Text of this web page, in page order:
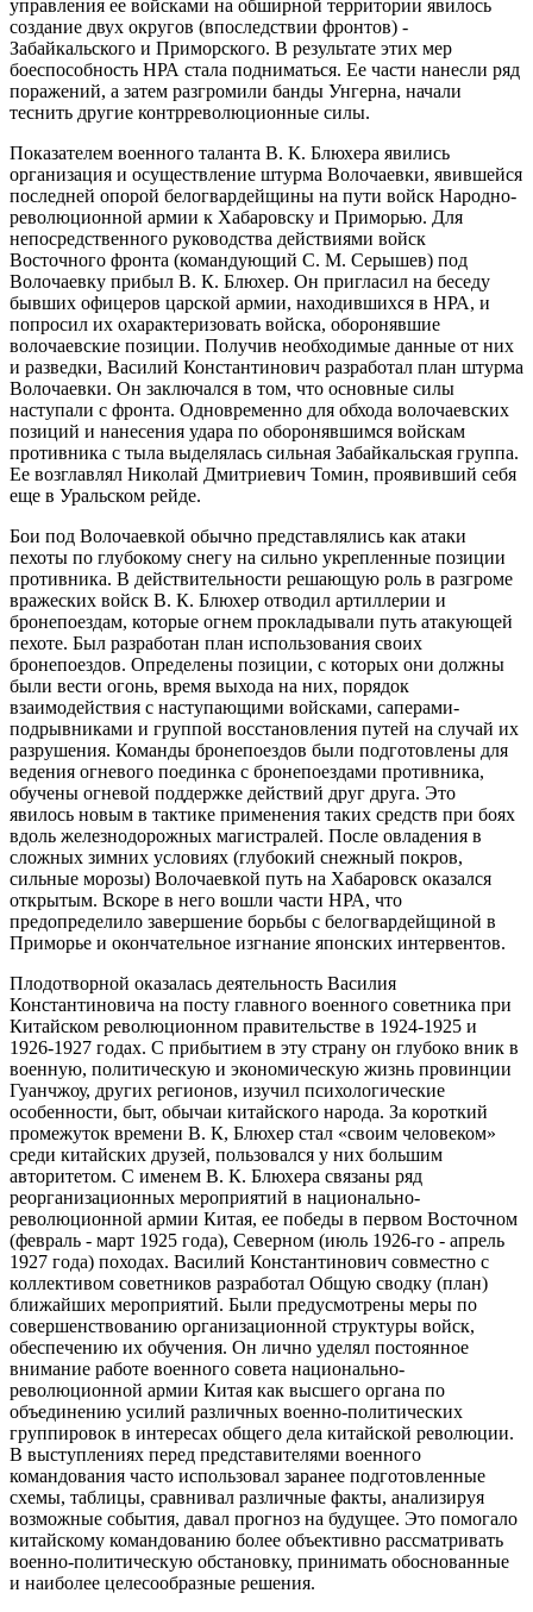
управления ее войсками на обширной территории явилось
создание двух округов (впоследствии фронтов) -
Забайкальского и Приморского. В результате этих мер
боеспособность НРА стала подниматься. Ее части нанесли ряд
поражений, а затем разгромили банды Унгерна, начали
теснить другие контрреволюционные силы.
Показателем военного таланта В. К. Блюхера явились
организация и осуществление штурма Волочаевки, явившейся
последней опорой белогвардейщины на пути войск Народно-
революционной армии к Хабаровску и Приморью. Для
непосредственного руководства действиями войск
Восточного фронта (командующий С. М. Серышев) под
Волочаевку прибыл В. К. Блюхер. Он пригласил на беседу
бывших офицеров царской армии, находившихся в НРА, и
попросил их охарактеризовать войска, оборонявшие
волочаевские позиции. Получив необходимые данные от них
и разведки, Василий Константинович разработал план штурма
Волочаевки. Он заключался в том, что основные силы
наступали с фронта. Одновременно для обхода волочаевских
позиций и нанесения удара по оборонявшимся войскам
противника с тыла выделялась сильная Забайкальская группа.
Ее возглавлял Николай Дмитриевич Томин, проявивший себя
еще в Уральском рейде.
Бои под Волочаевкой обычно представлялись как атаки
пехоты по глубокому снегу на сильно укрепленные позиции
противника. В действительности решающую роль в разгроме
вражеских войск В. К. Блюхер отводил артиллерии и
бронепоездам, которые огнем прокладывали путь атакующей
пехоте. Был разработан план использования своих
бронепоездов. Определены позиции, с которых они должны
были вести огонь, время выхода на них, порядок
взаимодействия с наступающими войсками, саперами-
подрывниками и группой восстановления путей на случай их
разрушения. Команды бронепоездов были подготовлены для
ведения огневого поединка с бронепоездами противника,
обучены огневой поддержке действий друг друга. Это
явилось новым в тактике применения таких средств при боях
вдоль железнодорожных магистралей. После овладения в
сложных зимних условиях (глубокий снежный покров,
сильные морозы) Волочаевкой путь на Хабаровск оказался
открытым. Вскоре в него вошли части НРА, что
предопределило завершение борьбы с белогвардейщиной в
Приморье и окончательное изгнание японских интервентов.
Плодотворной оказалась деятельность Василия
Константиновича на посту главного военного советника при
Китайском революционном правительстве в 1924-1925 и
1926-1927 годах. С прибытием в эту страну он глубоко вник в
военную, политическую и экономическую жизнь провинции
Гуанчжоу, других регионов, изучил психологические
особенности, быт, обычаи китайского народа. За короткий
промежуток времени В. К, Блюхер стал «своим человеком»
среди китайских друзей, пользовался у них большим
авторитетом. С именем В. К. Блюхера связаны ряд
реорганизационных мероприятий в национально-
революционной армии Китая, ее победы в первом Восточном
(февраль - март 1925 года), Северном (июль 1926-го - апрель
1927 года) походах. Василий Константинович совместно с
коллективом советников разработал Общую сводку (план)
ближайших мероприятий. Были предусмотрены меры по
совершенствованию организационной структуры войск,
обеспечению их обучения. Он лично уделял постоянное
внимание работе военного совета национально-
революционной армии Китая как высшего органа по
объединению усилий различных военно-политических
группировок в интересах общего дела китайской революции.
В выступлениях перед представителями военного
командования часто использовал заранее подготовленные
схемы, таблицы, сравнивал различные факты, анализируя
возможные события, давал прогноз на будущее. Это помогало
китайскому командованию более объективно рассматривать
военно-политическую обстановку, принимать обоснованные
и наиболее целесообразные решения.